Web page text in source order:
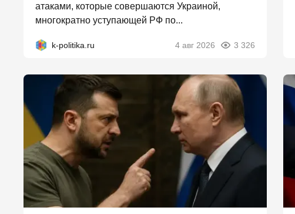
атаками, которые совершаются Украиной,
многократно уступающей РФ по...
k-politika.ru 4 авг 2026 3 326